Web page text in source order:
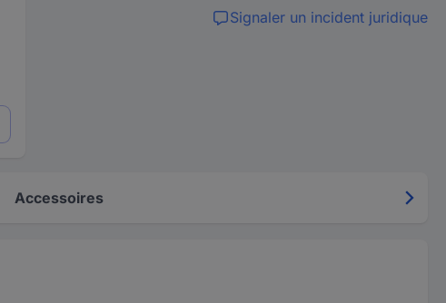
Signaler un incident juridique
Accessoires